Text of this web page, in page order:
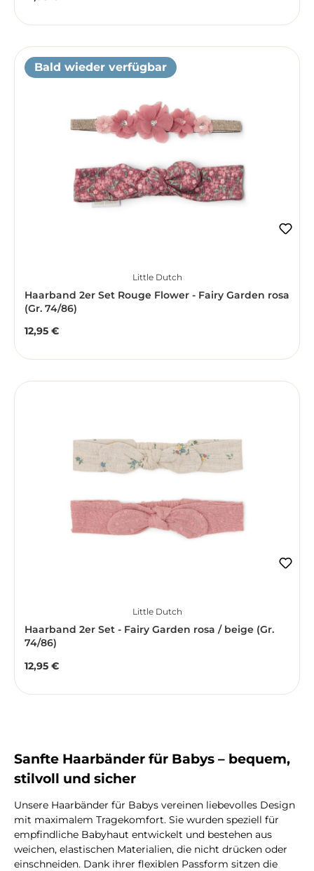
Bald wieder verfügbar
Little Dutch
Haarband 2er Set Rouge Flower - Fairy Garden rosa
(Gr. 74/86)
Regulärer Preis:
12,95 €
Little Dutch
Haarband 2er Set - Fairy Garden rosa / beige (Gr.
74/86)
Regulärer Preis:
12,95 €
Sanfte Haarbänder für Babys – bequem,
stilvoll und sicher
Unsere Haarbänder für Babys vereinen liebevolles Design
mit maximalem Tragekomfort. Sie wurden speziell für
empfindliche Babyhaut entwickelt und bestehen aus
weichen, elastischen Materialien, die nicht drücken oder
einschneiden. Dank ihrer flexiblen Passform sitzen die